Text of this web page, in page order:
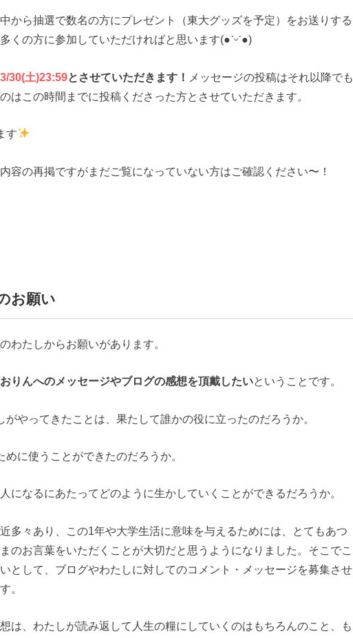
から抽選で数名の方にプレゼント（東大グッズを予定）をお送りする
くの方に参加していただければと思います(●ˊᵕˋ●)
3/30(土)23:59とさせていただきます！ メッセージの投稿はそれ以降でも
はこの時間までに投稿くださった方とさせていただきます。
す
容の再掲ですがまだご覧になっていない方はご確認ください〜！
お願い
わたしからお願いがあります。
りんへのメッセージやブログの感想を頂戴したいということです。
やってきたことは、果たして誰かの役に立ったのだろうか。
に使うことができたのだろうか。
になるにあたってどのように生かしていくことができるだろうか。
多々あり、この1年や大学生活に意味を与えるためには、とてもあつ
のお言葉をいただくことが大切だと思うようになりました。そこでこ
として、ブログやわたしに対してのコメント・メッセージを募集させ
。
は、わたしが読み返して人生の糧にしていくのはもちろんのこと、も